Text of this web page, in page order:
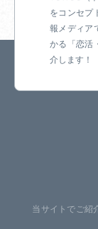
をコンセプ
報メディア
かる「恋活
介します！
当サイトでご紹